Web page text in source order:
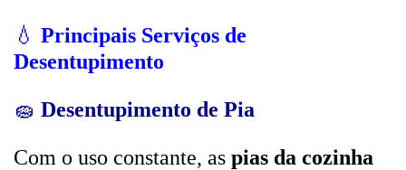
💧 Principais Serviços de
Desentupimento
🧽 Desentupimento de Pia
Com o uso constante, as pias da cozinha